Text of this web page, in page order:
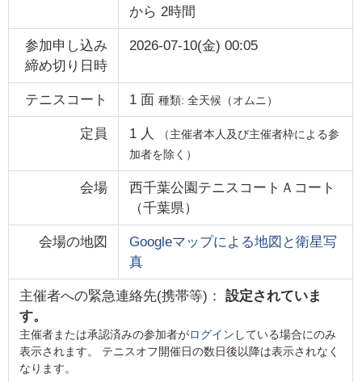
から 2時間
参加申し込み
締め切り日時
2026-07-10(金) 00:05
テニスコート 1面 種類: 全天候（オムニ）
定員 1 人
（主催者本人及び主催者枠による参
加者を除く）
会場
西千葉公園テニスコートＡコート
（千葉県）
会場の地図
Googleマップによる地図と衛星写
真
主催者への緊急連絡先(携帯等)： 設定されていま
す。
主催者または承認済みの参加者がログイン している場合にのみ
表示されます。 テニスオフ開催日の数日後以降は表示されなく
なります。